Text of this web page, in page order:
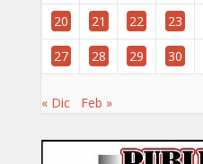
20 21 22 23
27 28 29 30
« Dic Feb »